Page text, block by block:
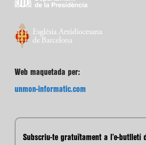
Web maquetada per:
unmon-informatic.com
Subscriu-te gratuïtament a l’e-butlletí